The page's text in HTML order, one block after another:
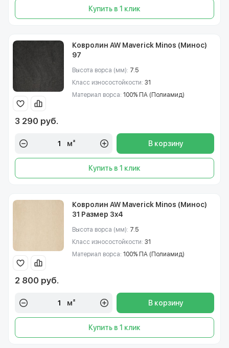
Купить в 1 клик
Ковролин AW Maverick Minos (Минос)
97
Высота ворса (мм): 7.5
Класс износостойкости: 31
Материал ворса: 100% ПА (Полиамид)
3 290 руб.
м² В корзину
Купить в 1 клик
Ковролин AW Maverick Minos (Минос)
31 Размер 3х4
Высота ворса (мм): 7.5
Класс износостойкости: 31
Материал ворса: 100% ПА (Полиамид)
2 800 руб.
м² В корзину
Купить в 1 клик